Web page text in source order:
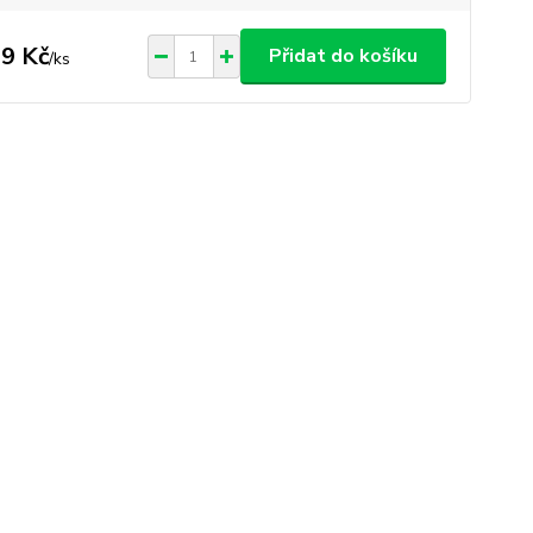
Kč/ks Přidat do košíku